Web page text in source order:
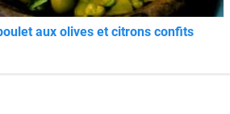
aux olives et citrons confits